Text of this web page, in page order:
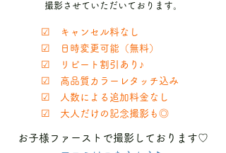
撮影させていただいております。
☑ キャンセル料なし
☑ 日時変更可能（無料）
☑ リピート割引あり♪
☑ 高品質カラーレタッチ込み
☑ 人数による追加料金なし
☑ 大人だけの記念撮影も◎
お子様ファーストで撮影しております♡